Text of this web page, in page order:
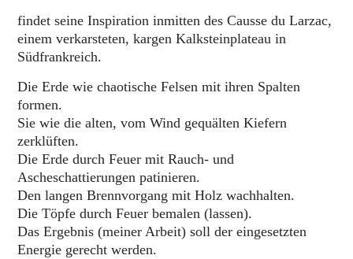
findet seine Inspiration inmitten des Causse du Larzac,
einem verkarsteten, kargen Kalksteinplateau in
Südfrankreich.
Die Erde wie chaotische Felsen mit ihren Spalten
formen.
Sie wie die alten, vom Wind gequälten Kiefern
zerklüften.
Die Erde durch Feuer mit Rauch- und
Ascheschattierungen patinieren.
Den langen Brennvorgang mit Holz wachhalten.
Die Töpfe durch Feuer bemalen (lassen).
Das Ergebnis (meiner Arbeit) soll der eingesetzten
Energie gerecht werden.